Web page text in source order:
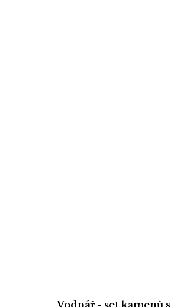
Vodnář - set kamenů s